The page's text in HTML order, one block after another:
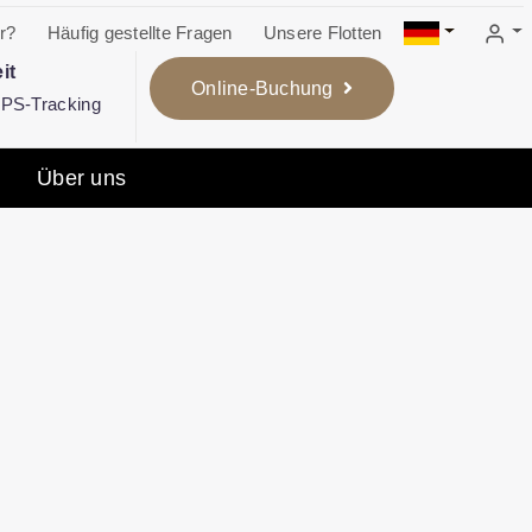
Häufig gestellte Fragen
Unsere Flotten
Tracking
Online-Buchung
Über uns